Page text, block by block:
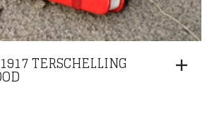
TERSCHELLING